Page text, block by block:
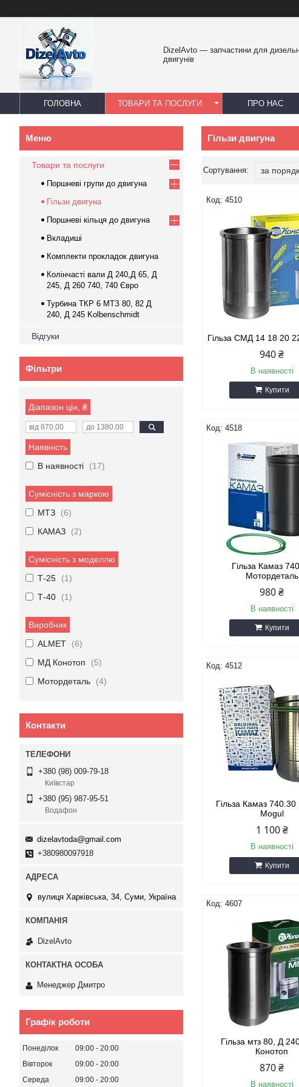
DizelAvto — запчастини для
двигунів
ГОЛОВНА ТОВАРИ ТА ПОСЛУГИ ПРО НАС
Гільзи двигуна
4510
Гільза СМД 14 18 20
940 ₴
В наявності
Купити
4518
Гільза Камаз
Мотордеталь
980 ₴
В наявності
Купити
4512
Гільза Камаз
Mogul
1 100 ₴
В наявності
Купити
4607
Гільза мтз 80, Д
Конотоп
870 ₴
В наявності
Товари та послуги
Поршневі групи до двигуна
Гільзи двигуна
Поршневі кільця до двигуна
Вкладиші
Комплекти прокладок двигуна
Колінчасті вали Д 240,Д 65, Д
245, Д 260 740, 740 Євро
Турбина ТКР 6 МТЗ 80, 82 Д
240, Д 245 Kolbenschmidt
Відгуки
Фільтри
Діапазон цін, ₴
Наявність
В наявності
17
Сумісність з маркою
МТЗ
6
КАМАЗ
2
Сумісність з моделлю
Т-25
1
Т-40
1
Виробник
ALMET
6
МД Конотоп
5
Мотордеталь
4
Контакти
+380 (98) 009-79-18
Київстар
+380 (95) 987-95-51
Водафон
dizelavtoda@gmail.com
+380980097918
вулиця Харківська, 34, Суми, Україна
DizelAvto
Менеджер Дмитро
Графік роботи
Понеділок 09:00
20:00
Вівторок
09:00
20:00
Середа
09:00
20:00